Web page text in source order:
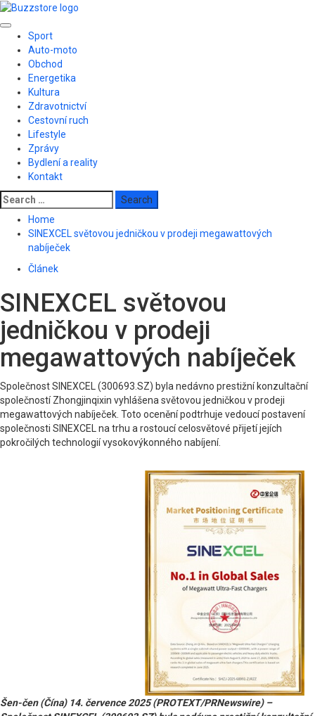
Skip
content
Primary
Menu
Sport
Auto-moto
Obchod
Energetika
Kultura
Zdravotnictví
Cestovní ruch
Lifestyle
Zprávy
Bydlení a reality
Kontakt
Search
for:
Home
SINEXCEL světovou jedničkou v prodeji megawattových
nabíječek
Článek
SINEXCEL světovou
jedničkou v prodeji
megawattových nabíječek
Společnost SINEXCEL (300693.SZ) byla nedávno prestižní konzultační
společností Zhongjinqixin vyhlášena světovou jedničkou v prodeji
megawattových nabíječek. Toto ocenění podtrhuje vedoucí postavení
společnosti SINEXCEL na trhu a rostoucí celosvětové přijetí jejích
pokročilých technologií vysokovýkonného nabíjení.
Šen-čen (Čína) 14. července 2025 (PROTEXT/PRNewswire) –